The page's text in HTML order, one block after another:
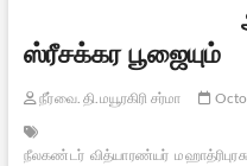
ஸ்ரீசக்கர பூஜையும்
நீர்வை. தி.மயூரகிரி சர்மா
நீலகண்டர் வித்யாரண்யர்